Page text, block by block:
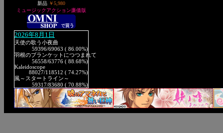
新品 ￥5,980
ミュージックアクション廉価版
2026年8月1日
天使の歌う小夜曲
59396/69063 ( 86.00%)
羽根のブランケットにつつまれて
56558/63776 ( 88.68%)
Kaleidoscope
88027/118512 ( 74.27%)
風～スタートライン～
59317/83680 ( 70.88%)